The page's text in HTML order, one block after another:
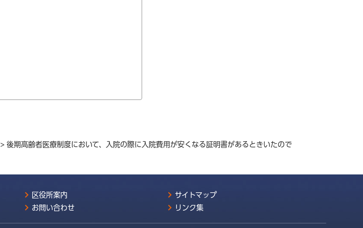
> 後期高齢者医療制度において、入院の際に入院費用が安くなる証明書があるときいたので
区役所案内
サイトマップ
お問い合わせ リンク集